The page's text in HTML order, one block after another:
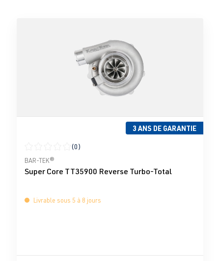
3 ANS DE GARANTIE
Note moyenne de 0 sur 5 étoiles
(0)
BAR-TEK®
Super Core TT35900 Reverse Turbo-Total
Livrable sous 5 à 8 jours